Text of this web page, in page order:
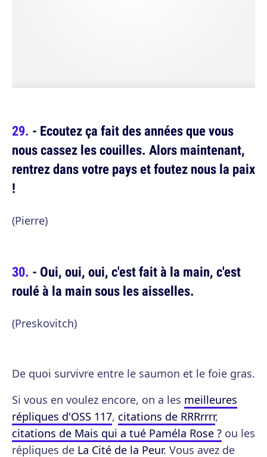
- Ecoutez ça fait des années que vous
nous cassez les couilles. Alors maintenant,
rentrez dans votre pays et foutez nous la paix
!
(Pierre)
- Oui, oui, oui, c'est fait à la main, c'est
roulé à la main sous les aisselles.
(Preskovitch)
De quoi survivre entre le saumon et le foie gras.
Si vous en voulez encore, on a les meilleures
répliques d'OSS 117, citations de RRRrrrr,
citations de Mais qui a tué Paméla Rose ? ou les
répliques de La Cité de la Peur. Vous avez de